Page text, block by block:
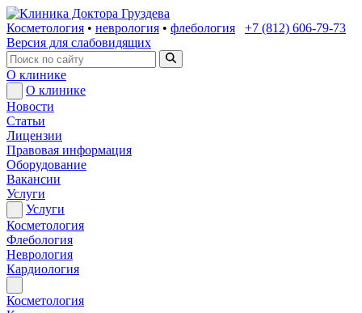
Косметология • неврология • флебология
+7 (812) 606-79-73
Версия для слабовидящих
О клинике
О клинике
Новости
Статьи
Лицензии
Правовая информация
Оборудование
Вакансии
Услуги
Услуги
Косметология
Флебология
Неврология
Кардиология
Косметология